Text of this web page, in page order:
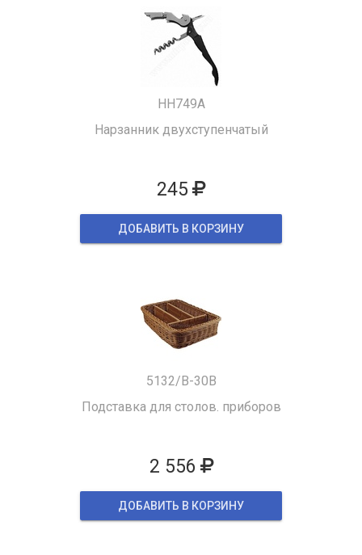
HH749A
Нарзанник двухступенчатый
245
ДОБАВИТЬ В КОРЗИНУ
5132/B-30B
Подставка для столов. приборов
2 556
ДОБАВИТЬ В КОРЗИНУ